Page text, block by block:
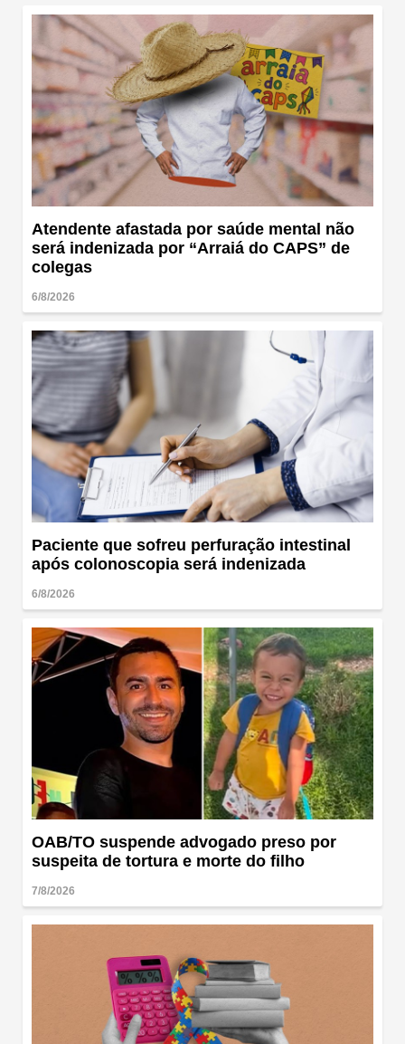
Atendente afastada por saúde mental não
será indenizada por “Arraiá do CAPS” de
colegas
6/8/2026
Paciente que sofreu perfuração intestinal
após colonoscopia será indenizada
6/8/2026
OAB/TO suspende advogado preso por
suspeita de tortura e morte do filho
7/8/2026